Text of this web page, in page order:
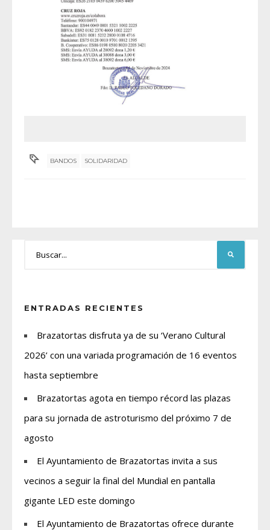
BANDOS SOLIDARIDAD
ENTRADAS RECIENTES
Brazatortas disfruta ya de su ‘Verano Cultural
2026’ con una variada programación de 16 eventos
hasta septiembre
Brazatortas agota en tiempo récord las plazas
para su jornada de astroturismo del próximo 7 de
agosto
El Ayuntamiento de Brazatortas invita a sus
vecinos a seguir la final del Mundial en pantalla
gigante LED este domingo
El Ayuntamiento de Brazatortas ofrece durante